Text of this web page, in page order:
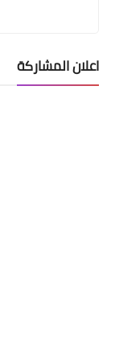
اعلان المشاركة